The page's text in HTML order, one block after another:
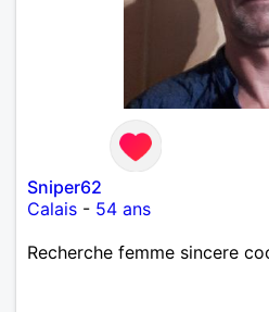
Sniper62
Calais - 54 ans
Recherche femme sincere